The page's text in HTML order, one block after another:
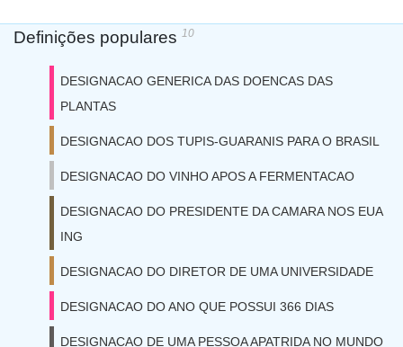
Definições populares 10
DESIGNACAO GENERICA DAS DOENCAS DAS
PLANTAS
DESIGNACAO DOS TUPIS-GUARANIS PARA O BRASIL
DESIGNACAO DO VINHO APOS A FERMENTACAO
DESIGNACAO DO PRESIDENTE DA CAMARA NOS EUA
ING
DESIGNACAO DO DIRETOR DE UMA UNIVERSIDADE
DESIGNACAO DO ANO QUE POSSUI 366 DIAS
DESIGNACAO DE UMA PESSOA APATRIDA NO MUNDO